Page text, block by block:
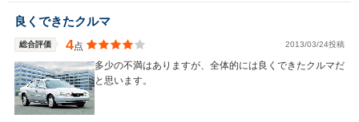
WLTCモード
燃費
良くできたクルマ
総合評価 4点 2013/03/24投稿
多少の不満はありますが、全体的には良くできたクルマだ
と思います。